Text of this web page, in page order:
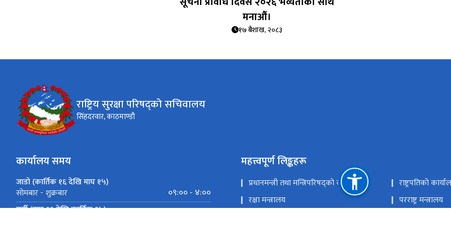
मनाऔँ।
१७ बैशाख, २०८३
राष्ट्रिय सुरक्षा परिषद्को सचिवालय
सिंहदरवार, काठमाण्डौ
कार्यालय समय
जाडो (कार्तिक १६ देखि माघ १५)
सोमबार - शुक्रबार
०९:०० - ४:००
गर्मी (माघ १६ देखि कार्तिक १५)
महत्त्वपूर्ण लिङ्कहरू
प्रधानमन्त्री तथा मन्त्रिपरिषद्को कार्यालय
राष्ट्रपतिको
रक्षा मन्त्रालय
परराष्ट्र मन्त्रालय